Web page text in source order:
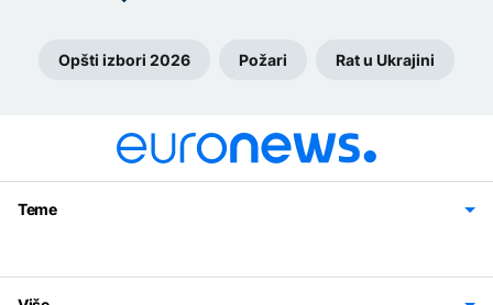
Opšti izbori 2026 Požari Rat u Ukrajini
Teme
Svijet
Sport